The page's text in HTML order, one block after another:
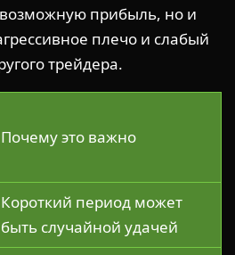
возможную прибыль, но и
плечо и слабый
трейдера.
Почему это важно
Короткий период может
быть случайной удачей